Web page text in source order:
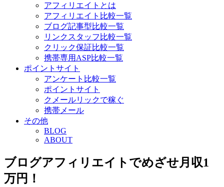
アフィリエイトとは
アフィリエイト比較一覧
ブログ記事型比較一覧
リンクスタッフ比較一覧
クリック保証比較一覧
携帯専用ASP比較一覧
ポイントサイト
アンケート比較一覧
ポイントサイト
クメールリックで稼ぐ
携帯メール
その他
BLOG
ABOUT
ブログアフィリエイト でめざせ月収1
万円！